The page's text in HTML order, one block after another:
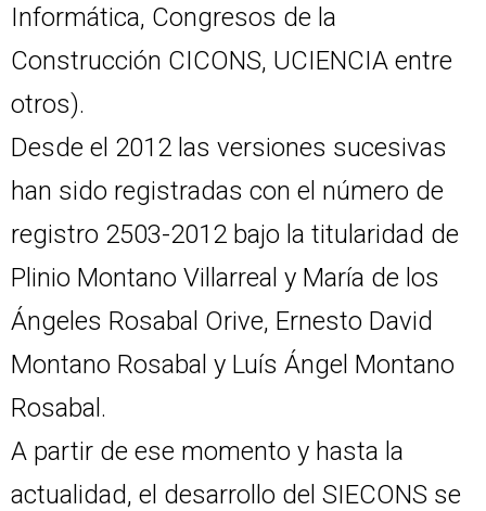
Informática, Congresos de la
Construcción CICONS, UCIENCIA entre
otros).
Desde el 2012 las versiones sucesivas
han sido registradas con el número de
registro 2503-2012 bajo la titularidad de
Plinio Montano Villarreal y María de los
Ángeles Rosabal Orive, Ernesto David
Montano Rosabal y Luís Ángel Montano
Rosabal.
A partir de ese momento y hasta la
actualidad, el desarrollo del SIECONS se